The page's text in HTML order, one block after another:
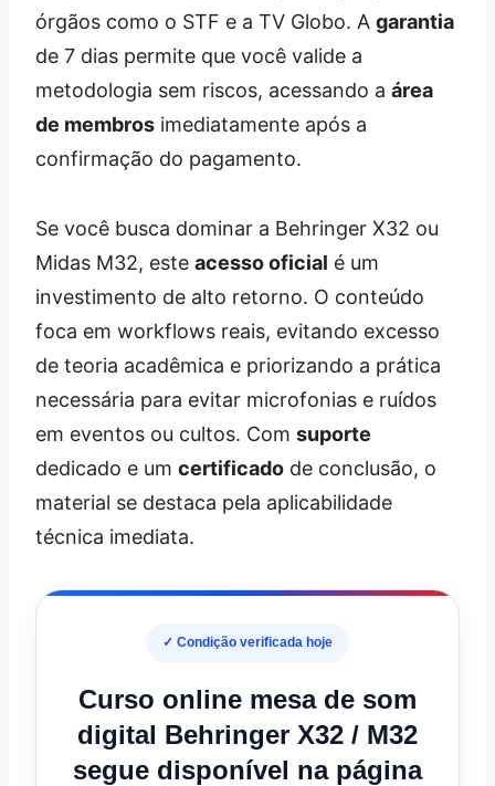
órgãos como o STF e a TV Globo. A garantia
de 7 dias permite que você valide a
metodologia sem riscos, acessando a área
de membros imediatamente após a
confirmação do pagamento.
Se você busca dominar a Behringer X32 ou
Midas M32, este acesso oficial é um
investimento de alto retorno. O conteúdo
foca em workflows reais, evitando excesso
de teoria acadêmica e priorizando a prática
necessária para evitar microfonias e ruídos
em eventos ou cultos. Com suporte
dedicado e um certificado de conclusão, o
material se destaca pela aplicabilidade
técnica imediata.
✓ Condição verificada hoje
Curso online mesa de som
digital Behringer X32 / M32
segue disponível na página